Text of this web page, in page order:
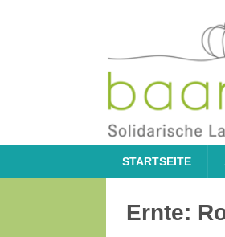
STARTSEITE
Ernte: